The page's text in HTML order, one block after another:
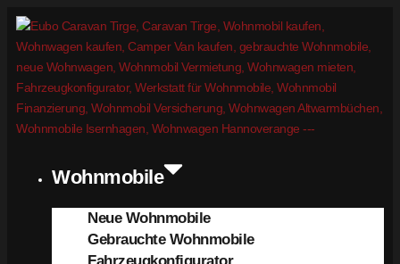
Wohnmobile
Neue Wohnmobile
Gebrauchte Wohnmobile